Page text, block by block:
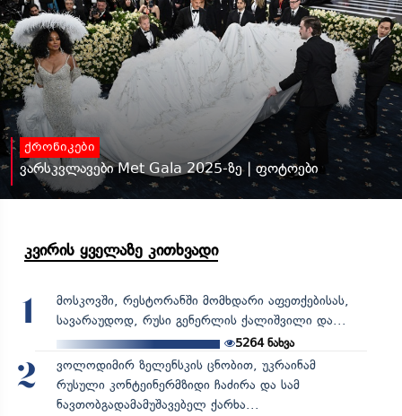
ქრონიკები
ვარსკვლავები Met Gala 2025-ზე | ფოტოები
კვირის ყველაზე კითხვადი
1
მოსკოვში, რესტორანში მომხდარი აფეთქებისას,
სავარაუდოდ, რუსი გენერლის ქალიშვილი და...
5264ნახვა
2
ვოლოდიმირ ზელენსკის ცნობით, უკრაინამ
რუსული კონტეინერმზიდი ჩაძირა და სამ
ნავთობგადამამუშავებელ ქარხა...